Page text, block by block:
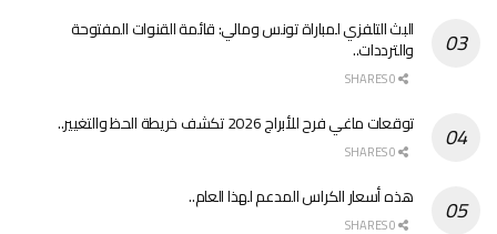
البث التلفزي لمباراة تونس ومالي: قائمة القنوات المفتوحة
والترددات..
توقعات ماغي فرح للأبراج 2026 تكشف خريطة الحظ والتغيير..
هذه أسعار الكراس المدعم لهذا العام..